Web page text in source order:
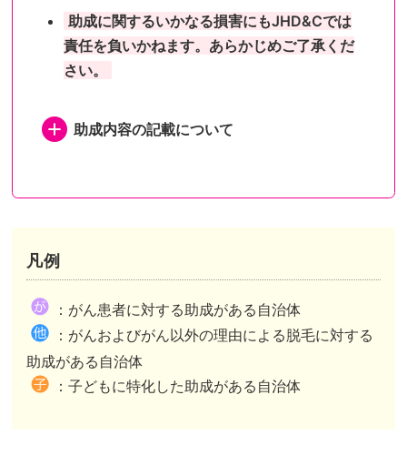
助成に関するいかなる損害にもJHD&Cでは
責任を負いかねます。あらかじめご了承くだ
さい。
助成内容の記載について
都道府県内市区町村が助成を行いその情報を都道府県がまとめたケースがあります。
市区町村独自の助成がある自治体は、自治体公式ホームページの助成事業ページまたは概要が記されたページへリンクしています。
市区町村独自の助成がない自治体は、自治体公式ホームページのトップページへリンクしています。
都道府県が行う助成との併用可、不可は市区町村によって異なります。
凡例
：がん患者に対する助成がある自治体
：がんおよびがん以外の理由による脱毛に対する
助成がある自治体
：子どもに特化した助成がある自治体